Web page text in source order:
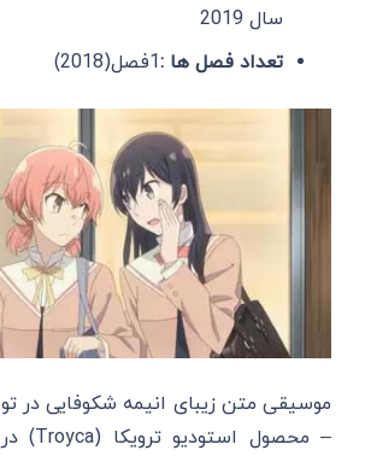
سال 2019
تعداد فصل ها :1فصل(2018)
موسیقی متن زیبای انیمه شکوفایی در تو
– محصول استودیو ترویکا (Troyca) در